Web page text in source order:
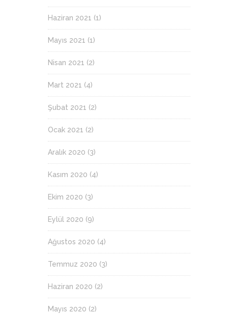
Haziran 2021 (1)
Mayıs 2021 (1)
Nisan 2021 (2)
Mart 2021 (4)
Şubat 2021 (2)
Ocak 2021 (2)
Aralık 2020 (3)
Kasım 2020 (4)
Ekim 2020 (3)
Eylül 2020 (9)
Ağustos 2020 (4)
Temmuz 2020 (3)
Haziran 2020 (2)
Mayıs 2020 (2)